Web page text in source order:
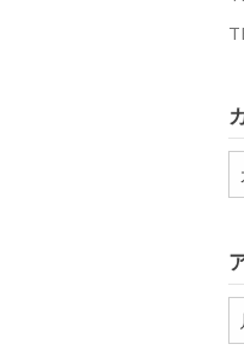
テ
ー
ア
ー